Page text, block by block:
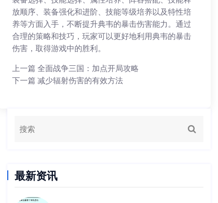
放顺序、装备强化和进阶、技能等级培养以及特性培
养等方面入手，不断提升典韦的暴击伤害能力。通过
合理的策略和技巧，玩家可以更好地利用典韦的暴击
伤害，取得游戏中的胜利。
上一篇 全面战争三国：加点开局攻略
下一篇 减少辐射伤害的有效方法
最新资讯